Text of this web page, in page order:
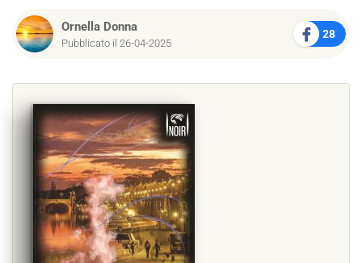
Ornella Donna
Pubblicato il 26-04-2025
28